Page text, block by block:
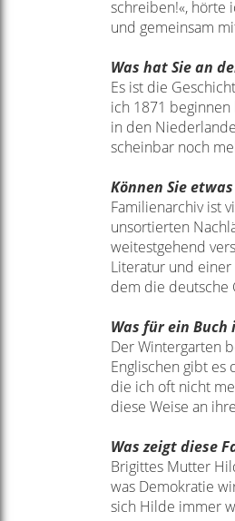
schreiben!«, hörte
und gemeinsam
Was hat Sie an
Es ist die
ich 1871 beginnen
in den
scheinbar noch
Können Sie
Familienarchiv ist
unsortierten
weitestgehend
Literatur und
dem die deutsche
Was für ein
Der Wintergarten
Englischen gibt
die ich oft nicht
diese Weise an
Was zeigt diese
Brigittes Mutter
was Demokratie
sich Hilde immer